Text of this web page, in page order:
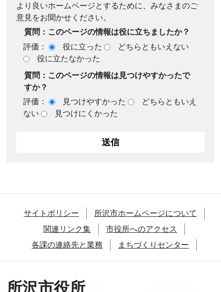
より良いホームページとするために、みなさまのご
意見をお聞かせください。
質問：このページの情報は役に立ちましたか？
評価：
役に立った
どちらともいえない
役に立たなかった
質問：このページの情報は見つけやすかったで
すか？
評価：
見つけやすかった
どちらともいえ
ない
見つけにくかった
サイトポリシー
所沢市ホームページについて
関連リンク集
市役所へのアクセス
各課の連絡先と業務
まちづくりセンター
所沢市役所